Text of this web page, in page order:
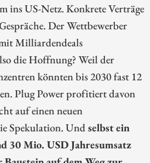
ins US-Netz. Konkrete Verträge
Der Wettbewerber
Milliardendeals
die Hoffnung? Weil der
könnten bis 2030 fast 12
Plug Power profitiert davon
auf einen neuen
Spekulation. Und selbst ein
30 Mio. USD Jahresumsatz